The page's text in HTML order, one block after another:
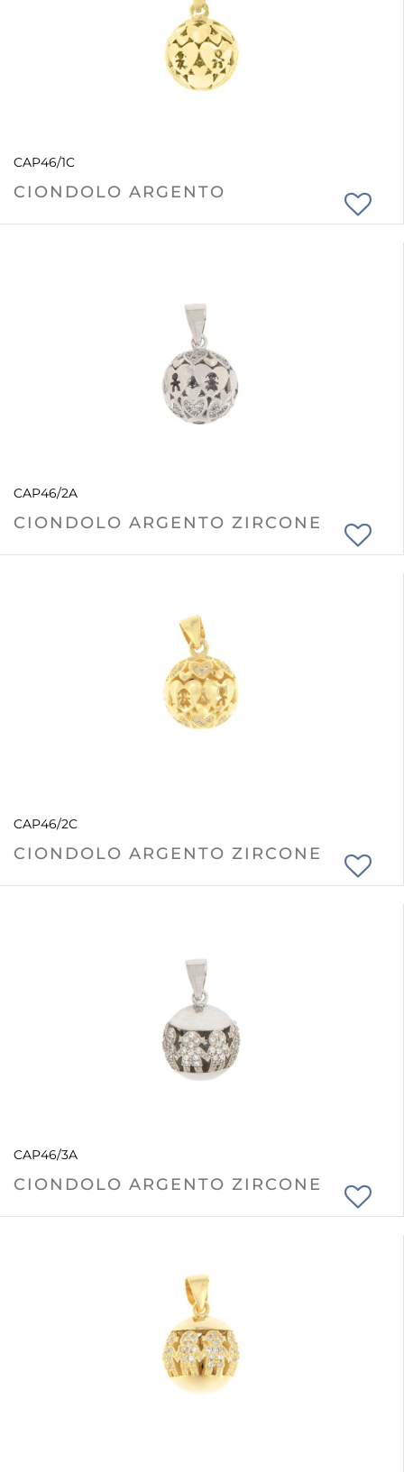
CAP46/1C
CIONDOLO ARGENTO
CAP46/2A
CIONDOLO ARGENTO ZIRCONE
CAP46/2C
CIONDOLO ARGENTO ZIRCONE
CAP46/3A
CIONDOLO ARGENTO ZIRCONE